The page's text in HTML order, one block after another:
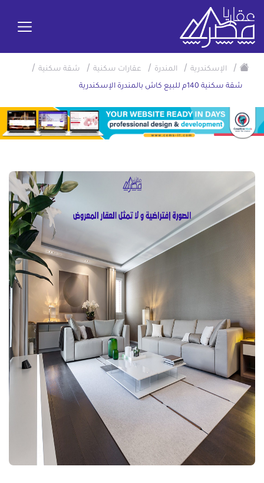
/ الإسكندرية / المندرة / عقارات سكنية / شقة سكنية /
شقة سكنية 140م للبيع كاش بالمندرة الإسكندرية